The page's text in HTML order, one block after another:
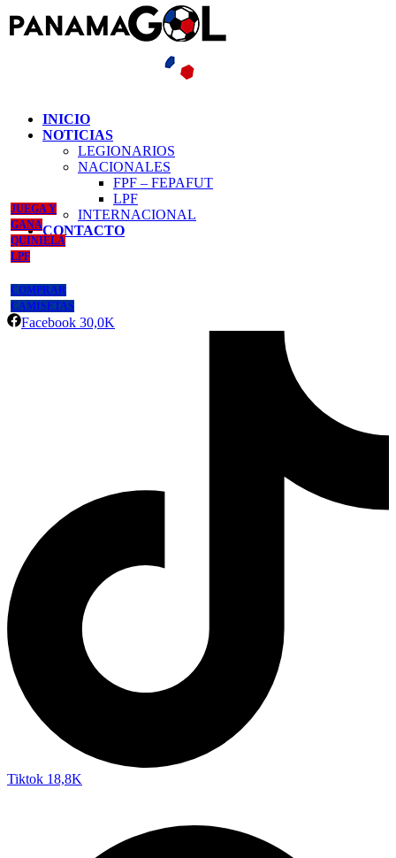
INICIO
NOTICIAS
LEGIONARIOS
NACIONALES
FPF – FEPAFUT
LPF
INTERNACIONAL
CONTACTO
JUEGA Y
GANA
QUINIELA
LPF
COMPRAR
CAMISETAS
Facebook 30,0K
Tiktok 18,8K